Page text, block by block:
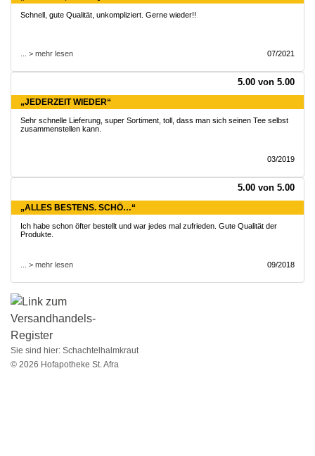
Schnell, gute Qualität, unkompliziert. Gerne wieder!!
... > mehr lesen 07/2021
5.00 von 5.00
„JEDERZEIT WIEDER“
Sehr schnelle Lieferung, super Sortiment, toll, dass man sich seinen Tee selbst
zusammenstellen kann.
03/2019
5.00 von 5.00
„ALLES BESTENS. SCHÖ…“
Ich habe schon öfter bestellt und war jedes mal zufrieden. Gute Qualität der
Produkte.
... > mehr lesen 09/2018
Sie sind hier: Schachtelhalmkraut
© 2026 Hofapotheke St. Afra